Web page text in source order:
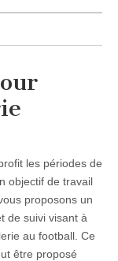
les périodes de
objectif de travail
proposons un
de suivi visant à
au football. Ce
être proposé